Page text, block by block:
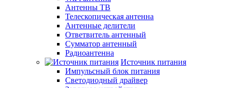
Антенны ТВ
Телескопическая антенна
Антенные делители
Ответвитель антенный
Сумматор антенный
Радиоантенна
Источник питания
Импульсный блок питания
Светодиодный драйвер